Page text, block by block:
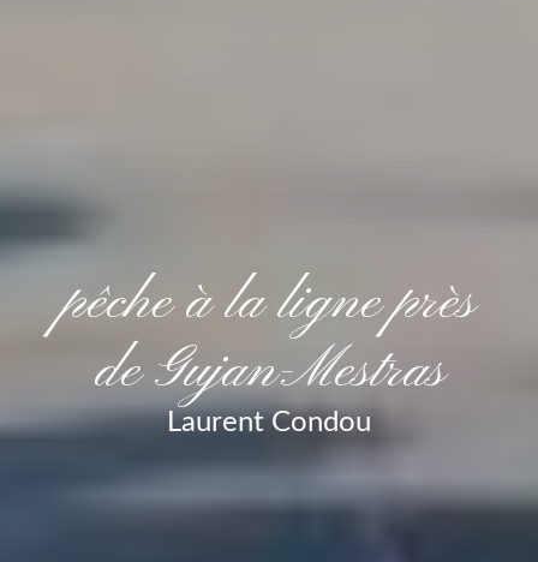
pêche à la ligne près
de Gujan-Mestras
Laurent Condou